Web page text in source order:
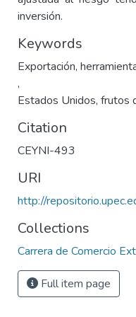
inversión.
Keywords
Exportación,
,
Estados Unidos, frutos
Citation
CEYNI-493
URI
http://
Collections
Carrera de Comercio
Full item page